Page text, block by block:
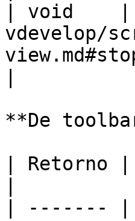
| void    |
vdevelop/
**De
| Retorno |
| -------